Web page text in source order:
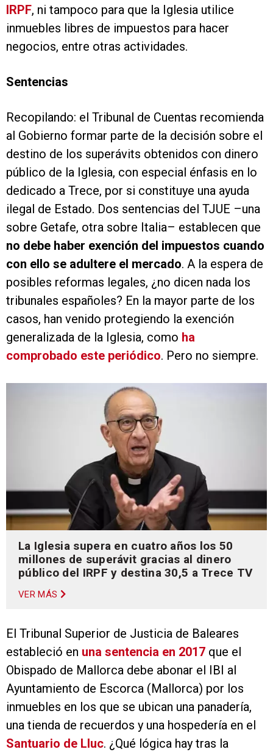
IRPF, ni tampoco para que la Iglesia utilice
inmuebles libres de impuestos para hacer
negocios, entre otras actividades.
Sentencias
Recopilando: el Tribunal de Cuentas recomienda
al Gobierno formar parte de la decisión sobre el
destino de los superávits obtenidos con dinero
público de la Iglesia, con especial énfasis en lo
dedicado a Trece, por si constituye una ayuda
ilegal de Estado. Dos sentencias del TJUE –una
sobre Getafe, otra sobre Italia– establecen que
no debe haber exención del impuestos cuando
con ello se adultere el mercado. A la espera de
posibles reformas legales, ¿no dicen nada los
tribunales españoles? En la mayor parte de los
casos, han venido protegiendo la exención
generalizada de la Iglesia, como ha
comprobado este periódico. Pero no siempre.
La Iglesia supera en cuatro años los 50
millones de superávit gracias al dinero
público del IRPF y destina 30,5 a Trece TV
VER MÁS
El Tribunal Superior de Justicia de Baleares
estableció en una sentencia en 2017 que el
Obispado de Mallorca debe abonar el IBI al
Ayuntamiento de Escorca (Mallorca) por los
inmuebles en los que se ubican una panadería,
una tienda de recuerdos y una hospedería en el
Santuario de Lluc. ¿Qué lógica hay tras la